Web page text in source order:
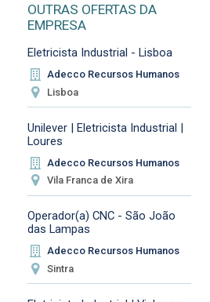
OUTRAS OFERTAS DA
EMPRESA
Eletricista Industrial - Lisboa
Adecco Recursos Humanos
Lisboa
Unilever | Eletricista Industrial |
Loures
Adecco Recursos Humanos
Vila Franca de Xira
Operador(a) CNC - São João
das Lampas
Adecco Recursos Humanos
Sintra